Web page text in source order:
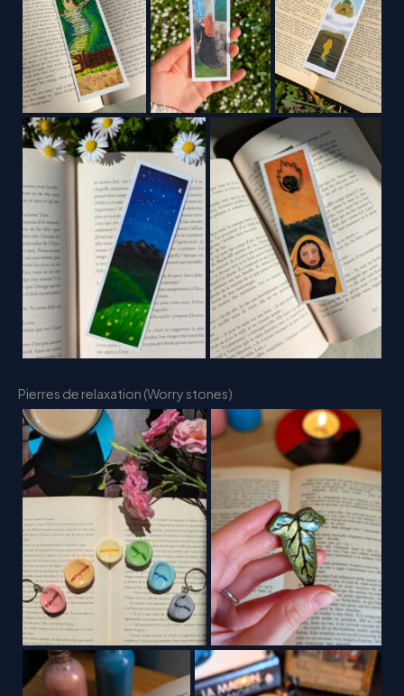
Pierres de relaxation (Worry stones)